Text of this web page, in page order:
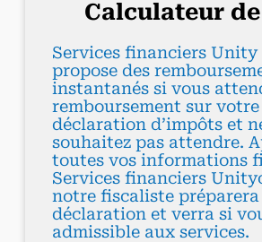
Calculateur
Services financiers Unity
propose des
instantanés si vous
remboursement sur votre
déclaration d’impôts et
souhaitez pas attendre.
toutes vos informations
Services financiers
notre fiscaliste
déclaration et verra si
admissible aux services.